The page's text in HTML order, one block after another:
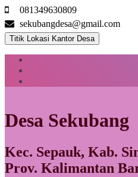
081349630809
sekubangdesa@gmail.com
Titik Lokasi Kantor Desa
Desa Sekubang
Kec. Sepauk, Kab.
Prov. Kalimantan